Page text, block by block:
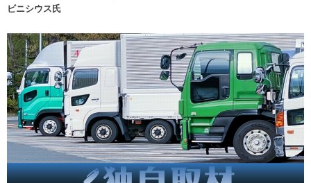
ビニシウス氏